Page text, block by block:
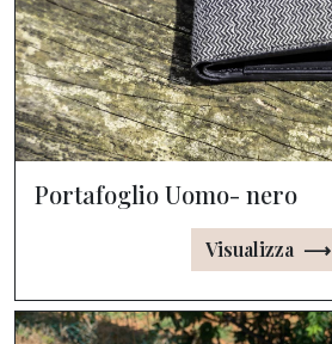
Portafoglio Uomo- nero
Visualizza ⟶